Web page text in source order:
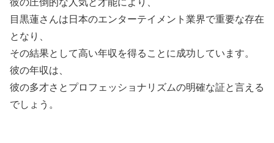
目黒蓮さんは日本のエンターテイメント業界で重要な存在
となり、
その結果として高い年収を得ることに成功しています。
彼の年収は、
彼の多才さとプロフェッショナリズムの明確な証と言える
でしょう。